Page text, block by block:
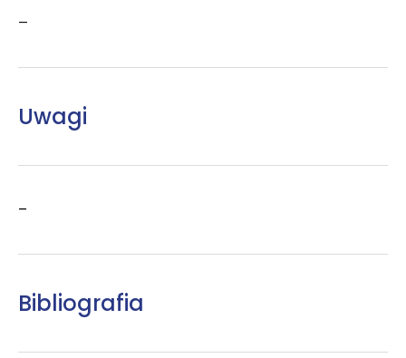
–
Uwagi
–
Bibliografia